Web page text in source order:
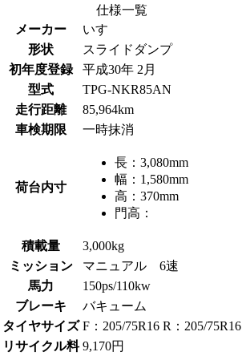
仕様一覧
メーカー
いすゞ
形状
スライドダンプ
初年度登録
平成30年 2月
型式
TPG-NKR85AN
走行距離
85,964km
車検期限
一時抹消
荷台内寸
長： 3,080mm
幅： 1,580mm
高： 370mm
門高：
積載量
3,000kg
ミッション
マニュアル 6速
馬力
150ps/110kw
ブレーキ
バキューム
タイヤサイズ F：205/75R16 R：205/75R16
リサイクル料 9,170円